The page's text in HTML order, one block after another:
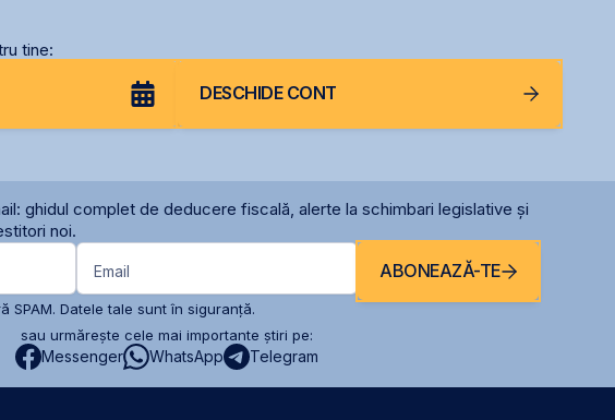
tine:
DESCHIDE CONT
ghidul complet de deducere fiscală, alerte la schimbari legislative și
noi.
Email ABONEAZĂ-TE
SPAM. Datele tale sunt în siguranță.
sau urmărește cele mai importante știri pe:
Messenger WhatsApp Telegram